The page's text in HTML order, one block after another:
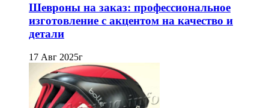
Шевроны на заказ: профессиональное
изготовление с акцентом на качество и
детали
17 Авг 2025г